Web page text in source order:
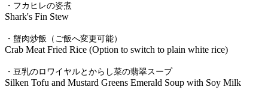
・フカヒレの姿煮
Shark's Fin Stew
・蟹肉炒飯（ご飯へ変更可能）
Crab Meat Fried Rice (Option to switch to plain white rice)
・豆乳のロワイヤルとからし菜の翡翠スープ
Silken Tofu and Mustard Greens Emerald Soup with Soy Milk